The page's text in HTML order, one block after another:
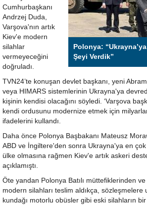
Polonya:
Şeyi Verdik”
Cumhurbaşkanı
Andrzej Duda,
Varşova'nın artık
Kiev'e modern
silahlar
vermeyeceğini
doğruladı.
TVN24’te konuşan devlet başkanı, yeni
veya HIMARS sistemlerinin Ukrayna'ya
kişinin kendisi olacağını söyledi. ‘Varşova
kendi ordusunu modernize etmek için
ifadelerini kullandı.
Daha önce Polonya Başbakanı Mateusz
ABD ve İngiltere'den sonra Ukrayna'ya en
ülke olmasına rağmen Kiev'e artık askeri
açıklamıştı.
Öte yandan Polonya Batılı müttefiklerinden ve
modern silahları teslim aldıkça,
kundağı motorlu obüsler gibi eski silahların bir